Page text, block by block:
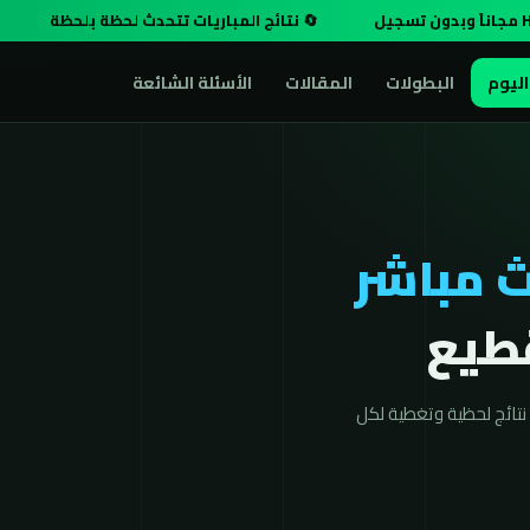
🔄 نتائج المباريات تتحدث لحظة بلحظة
البطولات المقالات الأسئلة الشائعة
مباشر
لحظية وتغطية لكل